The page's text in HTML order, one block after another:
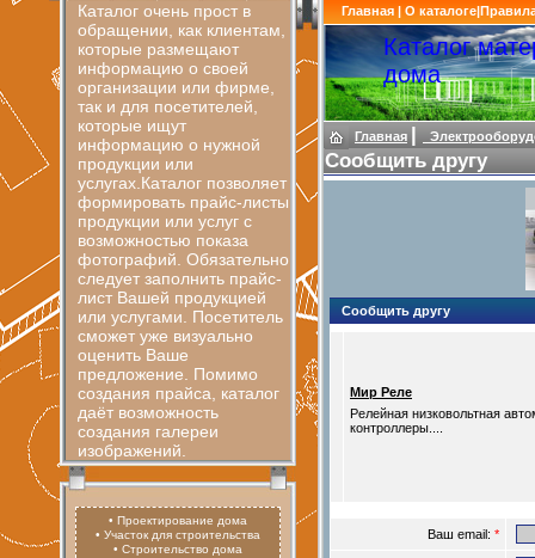
Каталог очень прост в
обращении, как клиентам,
которые размещают
информацию о своей
организации или фирме,
так и для посетителей,
которые ищут
информацию о нужной
продукции или
услугах.Каталог позволяет
формировать прайс-листы
продукции или услуг с
возможностью показа
фотографий. Обязательно
следует заполнить прайс-
лист Вашей продукцией
или услугами. Посетитель
сможет уже визуально
оценить Ваше
предложение. Помимо
создания прайса, каталог
даёт возможность
создания галереи
изображений.
• Проектирование дома
• Участок для строительства
• Строительство дома
Главная | О каталоге|
Каталог
дома
Главная |
Сообщить другу
Сообщить другу
Мир Реле
Релейная низковольтная
контроллеры....
Ваш email: *